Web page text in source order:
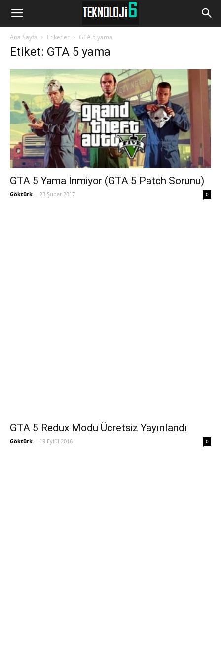
www.Teknoloji6.com
Ana Sayfa Etiketler GTA 5 yama
Etiket: GTA 5 yama
GTA 5 Yama İnmiyor (GTA 5 Patch Sorunu)
Göktürk - 23 Şubat 2017 0
GTA 5 Redux Modu Ücretsiz Yayınlandı
Göktürk - 19 Eylül 2016 0